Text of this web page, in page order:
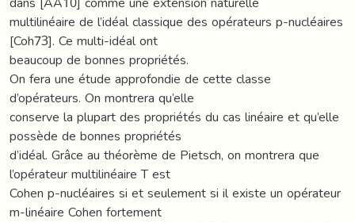
multilinéaire de l’idéal classique des opérateurs p-nucléaires
[Coh73]. Ce multi-idéal ont
beaucoup de bonnes propriétés.
On fera une étude approfondie de cette classe
d’opérateurs. On montrera qu’elle
conserve la plupart des propriétés du cas linéaire et qu’elle
possède de bonnes propriétés
d’idéal. Grâce au théorème de Pietsch, on montrera que
l’opérateur multilinéaire T est
Cohen p-nucléaires si et seulement si il existe un opérateur
m-linéaire Cohen fortement